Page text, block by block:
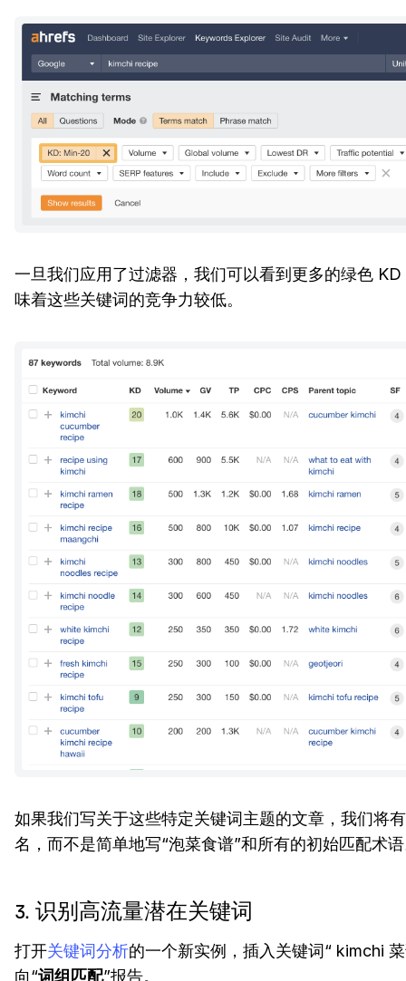
一旦我们应用了过滤器，我们可以看到更多的绿色
味着这些关键词的竞争力较低。
如果我们写关于这些特定关键词主题的文章，我们将
名，而不是简单地写“泡菜食谱”和所有的初始匹配术
3. 识别高流量潜在关键词
打开关键词分析的一个新实例，插入关键词“ kimchi
向“词组匹配”报告。